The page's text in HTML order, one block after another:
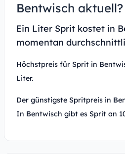
Bentwisch aktuell?
Ein Liter Sprit kostet in
momentan
Höchstpreis für Sprit in
Liter.
Der günstigste Spritpreis in
In Bentwisch gibt es Sprit an